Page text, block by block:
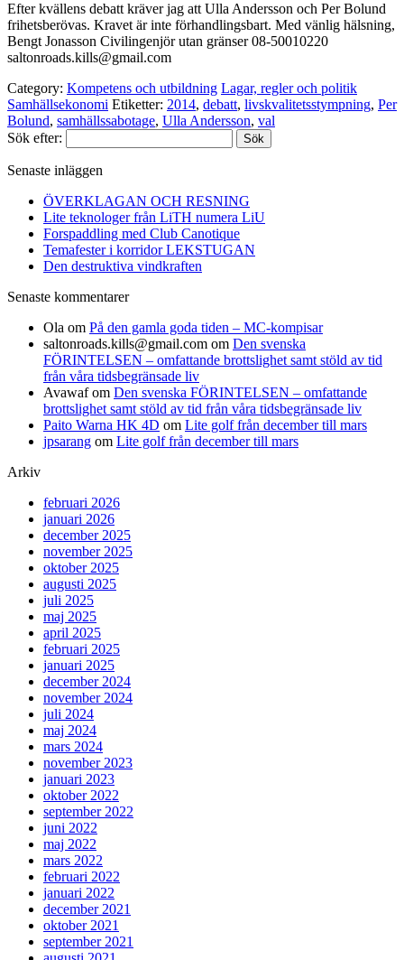
Efter kvällens debatt kräver jag att Ulla Andersson och Per Bolund
frihetsberövas. Kravet är inte förhandlingsbart. Med vänlig hälsning,
Bengt Jonasson Civilingenjör utan gränser 08-50010220
saltonroads.kills@gmail.com
Category: Kompetens och utbildning Lagar, regler och politik
Samhällsekonomi Etiketter: 2014, debatt, livskvalitetsstympning, Per
Bolund, samhällssabotage, Ulla Andersson, val
Sök efter:
Senaste inläggen
ÖVERKLAGAN OCH RESNING
Lite teknologer från LiTH numera LiU
Forspaddling med Club Canotique
Temafester i korridor LEKSTUGAN
Den destruktiva vindkraften
Senaste kommentarer
Ola om På den gamla goda tiden – MC-kompisar
saltonroads.kills@gmail.com om Den svenska
FÖRINTELSEN – omfattande brottslighet samt stöld av tid
från våra tidsbegränsade liv
Avawafom Den svenska FÖRINTELSEN – omfattande
brottslighet samt stöld av tid från våra tidsbegränsade liv
Paito Warna HK 4D om Lite golf från december till mars
jpsarang om Lite golf från december till mars
Arkiv
februari 2026
januari 2026
december 2025
november 2025
oktober 2025
augusti 2025
juli 2025
maj 2025
april 2025
februari 2025
januari 2025
december 2024
november 2024
juli 2024
maj 2024
mars 2024
november 2023
januari 2023
oktober 2022
september 2022
juni 2022
maj 2022
mars 2022
februari 2022
januari 2022
december 2021
oktober 2021
september 2021